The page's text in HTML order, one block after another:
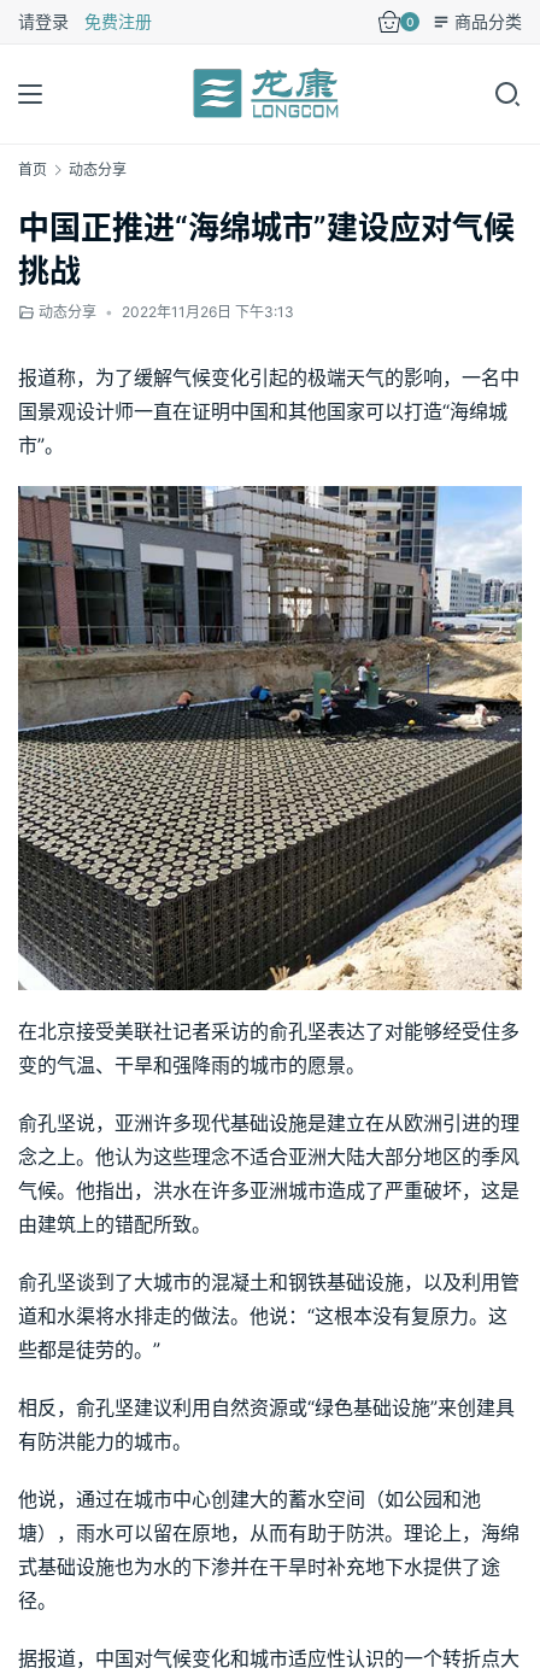
请登录 免费注册 0 商品分类
首页 动态分享
中国正推进“海绵城市”建设应对气候
挑战
动态分享 • 2022年11月26日 下午3:13
报道称，为了缓解气候变化引起的极端天气的影响，一名中
国景观设计师一直在证明中国和其他国家可以打造“海绵城
市”。
在北京接受美联社记者采访的俞孔坚表达了对能够经受住多
变的气温、干旱和强降雨的城市的愿景。
俞孔坚说，亚洲许多现代基础设施是建立在从欧洲引进的理
念之上。他认为这些理念不适合亚洲大陆大部分地区的季风
气候。他指出，洪水在许多亚洲城市造成了严重破坏，这是
由建筑上的错配所致。
俞孔坚谈到了大城市的混凝土和钢铁基础设施，以及利用管
道和水渠将水排走的做法。他说：“这根本没有复原力。这
些都是徒劳的。”
相反，俞孔坚建议利用自然资源或“绿色基础设施”来创建具
有防洪能力的城市。
他说，通过在城市中心创建大的蓄水空间（如公园和池
塘），雨水可以留在原地，从而有助于防洪。理论上，海绵
式基础设施也为水的下渗并在干旱时补充地下水提供了途
径。
据报道，中国对气候变化和城市适应性认识的一个转折点大